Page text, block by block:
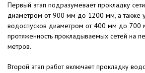
Первый этап подразумевает прокладку
диаметром от 900 мм до 1200 мм, а также
водоспусков диаметром от 400 мм до 700
протяженность прокладываемых сетей на
метров.
Второй этап работ включает прокладку